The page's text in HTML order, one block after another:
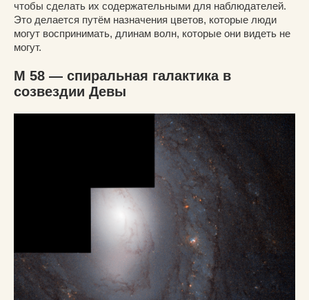
чтобы сделать их содержательными для наблюдателей.
Это делается путём назначения цветов, которые люди
могут воспринимать, длинам волн, которые они видеть не
могут.
M 58 — спиральная галактика в
созвездии Девы